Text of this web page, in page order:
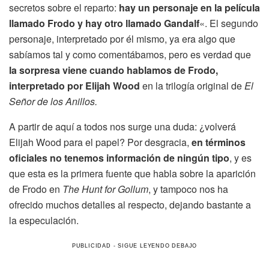
secretos sobre el reparto: hay un personaje en la película
llamado Frodo y hay otro llamado Gandalf«. El segundo
personaje, interpretado por él mismo, ya era algo que
sabíamos tal y como comentábamos, pero es verdad que
la sorpresa viene cuando hablamos de Frodo,
interpretado por Elijah Wood en la trilogía original deEl
Señor de los Anillos.
A partir de aquí a todos nos surge una duda: ¿volverá
Elijah Wood para el papel? Por desgracia, en términos
oficiales no tenemos información de ningún tipo, y es
que esta es la primera fuente que habla sobre la aparición
de Frodo en The Hunt for Gollum, y tampoco nos ha
ofrecido muchos detalles al respecto, dejando bastante a
la especulación.